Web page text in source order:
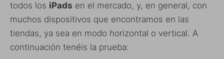
todos los iPads en el mercado, y, en general, con
muchos dispositivos que encontramos en las
tiendas, ya sea en modo horizontal o vertical. A
continuación tenéis la prueba: